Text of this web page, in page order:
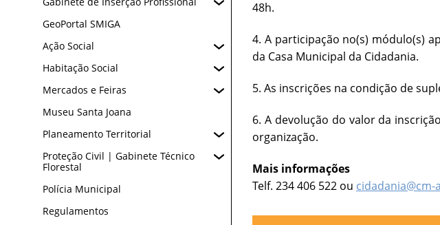
GeoPortal SMIGA
Ação Social
Habitação Social
Mercados e Feiras
Museu Santa Joana
Planeamento Territorial
Proteção Civil | Gabinete Técnico
Florestal
Polícia Municipal
Regulamentos
48h.
4. A participação no(s) módulo(s)
da Casa Municipal da Cidadania.
5. As inscrições na condição de
6. A devolução do valor da
organização.
Mais informações
Telf. 234 406 522 ou